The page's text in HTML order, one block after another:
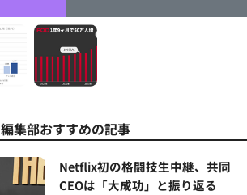
編集部おすすめの記事
Netflix初の格闘技生中継、共同
CEOは「大成功」と振り返る